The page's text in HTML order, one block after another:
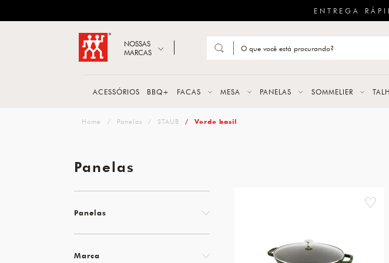
ENTREGA
ZWILLING
NOSSAS
MARCAS
FACAS
ACESSÓRIOS BBQ+ FACAS MESA PANELAS SOMMELIER
Panelas STAUB Verde basil
Panelas
Marca
Panelas
favorite